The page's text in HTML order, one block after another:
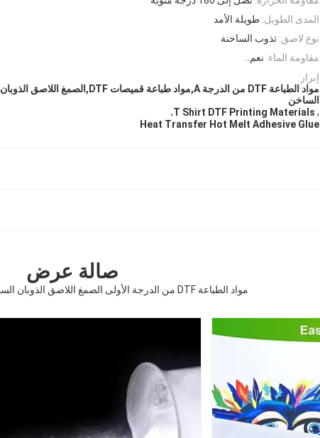
المدى الطويل: طويلة الأمد
نوع لاصق: تذوب الساخنة
مقاومة الماء: نعم..
إبراز:
مواد الطباعة DTF من الدرجة A,مواد طباعة قميصات DTF,الصمغ اللاصق الذوبان
الساخن
,
T Shirt DTF Printing Materials
,
Heat Transfer Hot Melt Adhesive Glue
صالة عرض
مواد الطباعة DTF من الدرجة الأولى الصمغ اللاصق الذوبان الساخن لنقل الحرارة للقميص